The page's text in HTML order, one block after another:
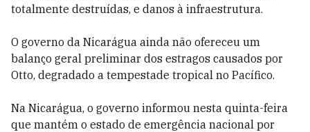
totalmente destruídas, e danos à infraestrutura.
O governo da Nicarágua ainda não ofereceu um
balanço geral preliminar dos estragos causados por
Otto, degradado a tempestade tropical no Pacífico.
Na Nicarágua, o governo informou nesta quinta-feira
que mantém o estado de emergência nacional por